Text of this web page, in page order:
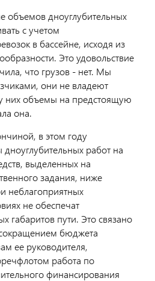
объемов дноуглубительных
с учетом
в бассейне, исходя из
Это удовольствие
что грузов - нет. Мы
они не владеют
них объемы на предстоящую
она.
в этом году
работ на
выделенных на
задания, ниже
неблагоприятных
не обеспечат
габаритов пути. Это связано
бюджета
ее руководителя,
работа по
финансирования